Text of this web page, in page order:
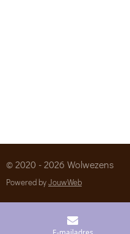
© 2020 - 2026 Wolwezens
Powered byJouwWeb